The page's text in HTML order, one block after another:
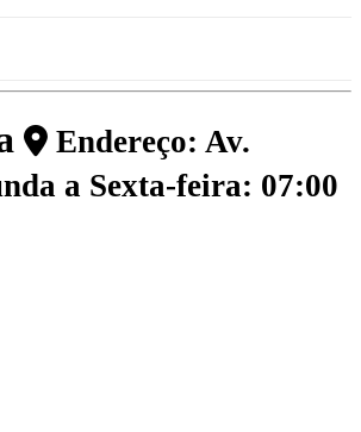
Endereço: Av.
a Sexta-feira: 07:00